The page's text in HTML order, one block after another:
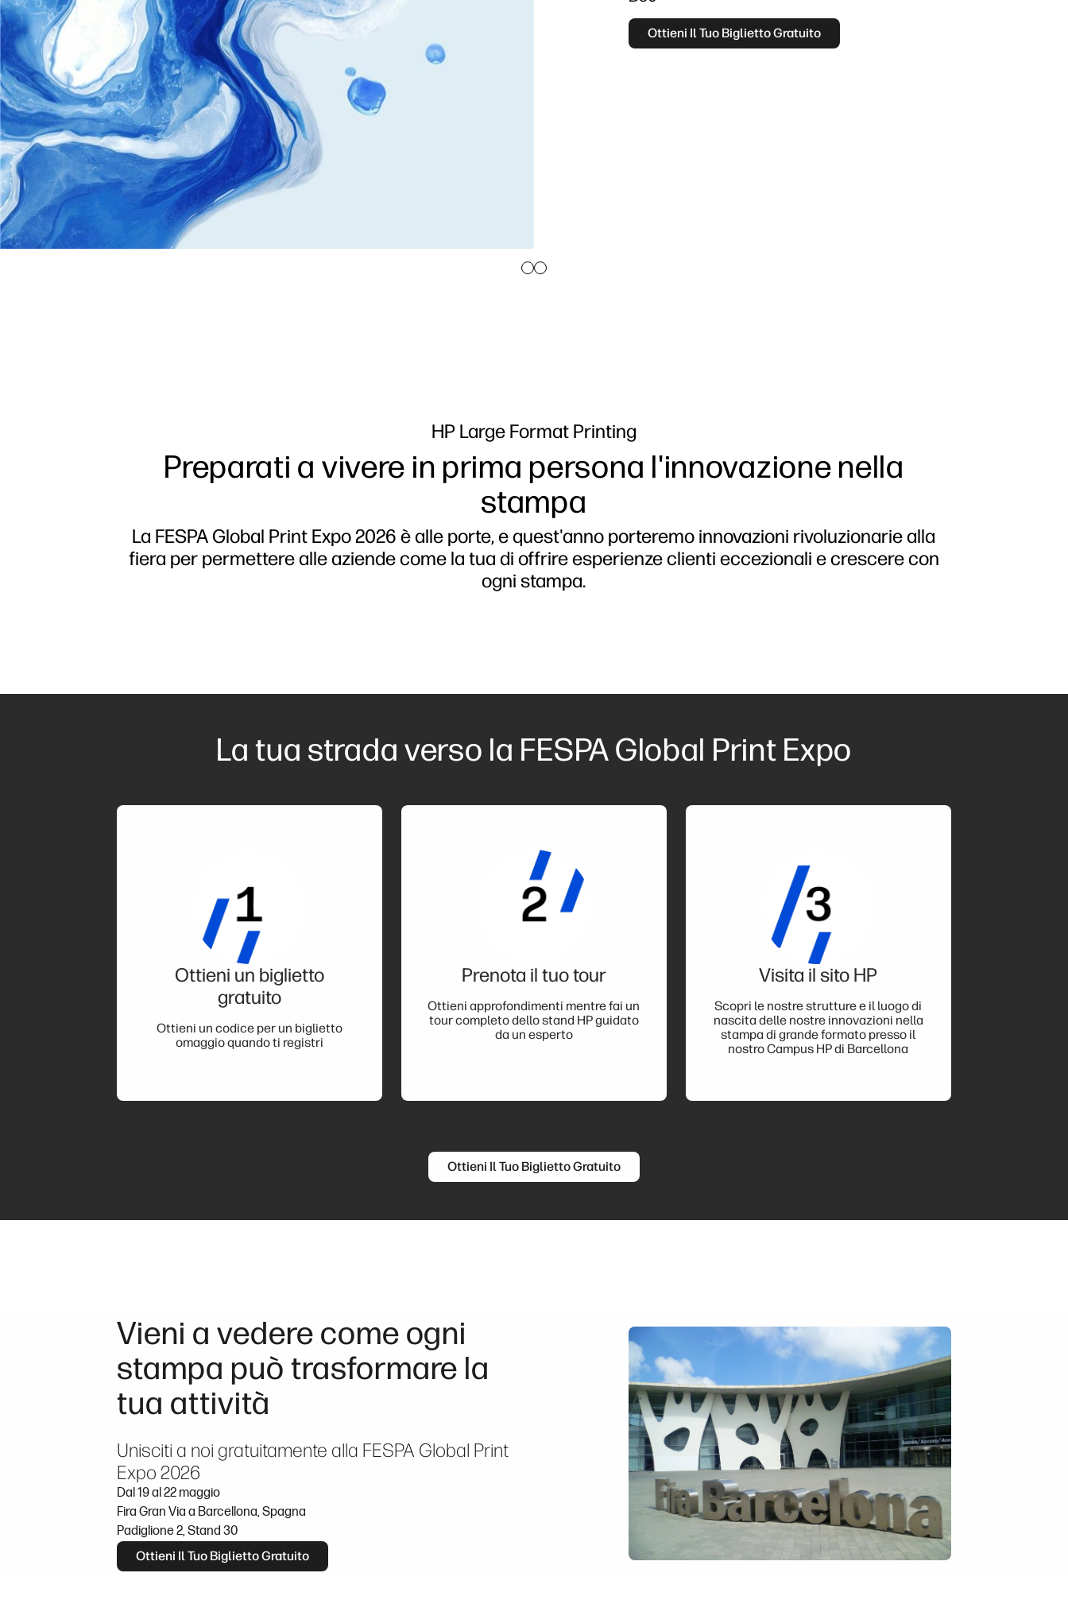
Ottieni Il Tuo Biglietto Gratuito
HP Large Format Printing
Preparati a vivere in prima persona l'innovazione nella
stampa
La FESPA Global Print Expo 2026 è alle porte, e quest'anno porteremo innovazioni rivoluzionarie alla
fiera per permettere alle aziende come la tua di offrire esperienze clienti eccezionali e crescere con
ogni stampa.
La tua strada verso la FESPA Global Print Expo
Ottieni un biglietto
gratuito
Ottieni un codice per un biglietto
omaggio quando ti registri
Prenota il tuo tour
Ottieni approfondimenti mentre fai un
tour completo dello stand HP guidato
da un esperto
Visita il sito HP
Scopri le nostre strutture e il luogo di
nascita delle nostre innovazioni nella
stampa di grande formato presso il
nostro Campus HP di Barcellona
Ottieni Il Tuo Biglietto Gratuito
Vieni a vedere come ogni
stampa può trasformare la
tua attività
Unisciti a noi gratuitamente alla FESPA Global Print
Expo 2026
Dal 19 al 22 maggio
Fira Gran Via a Barcellona, Spagna
Padiglione 2, Stand 30
Ottieni Il Tuo Biglietto Gratuito